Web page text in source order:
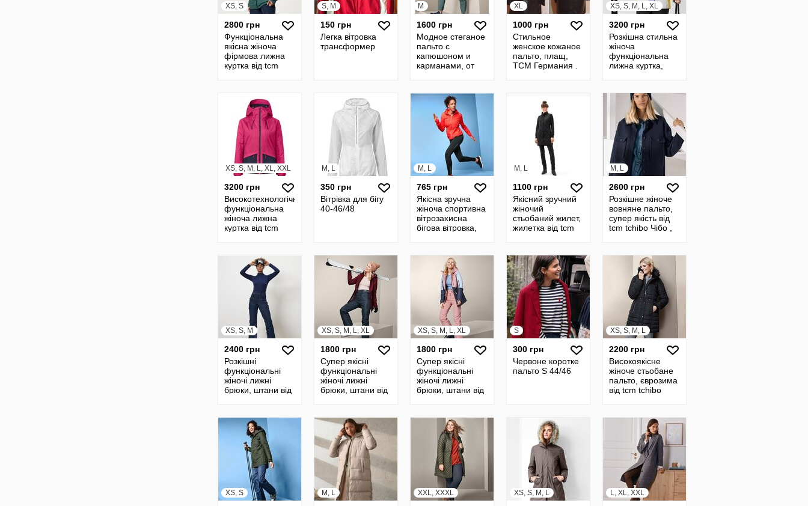
XS, S
2800 грн
Функціональна
якісна жіноча
фірмова лижна
куртка від tcm
S, M
150 грн
Легка вітровка
трансформер
M
1600 грн
Модное стеганое
пальто с
капюшоном и
карманами, от
XL
1000 грн
Стильное
женское кожаное
пальто, плащ,
TCM Германия .
XS, S, M, L, XL
3200 грн
Розкішна стильна
жіноча
функціональна
лижна куртка,
Німеччина, XS-L
XS, S, M, L, XL, XXL
3200 грн
Високотехнологічна
функціональна
жіноча лижна
куртка від tcm
M, L
350 грн
Вітрівка для бігу
40-46/48
M, L
765 грн
Якісна зручна
жіноча спортивна
вітрозахисна
бігова вітровка,
M-L
M, L
1100 грн
Якісний зручний
жіночий
стьобаний жилет,
жилетка від tcm
M, L
2600 грн
Розкішне жіноче
вовняне пальто,
супер якість від
tcm tchibo Чібо ,
XS, S, M
2400 грн
Розкішні
функціональні
жіночі лижні
брюки, штани від
XS, S, M, L, XL
1800 грн
Супер якісні
функціональні
жіночі лижні
брюки, штани від
XL
XS, S, M, L, XL
1800 грн
Супер якісні
функціональні
жіночі лижні
брюки, штани від
S
300 грн
Червоне коротке
пальто S 44/46
XS, S, M, L
2200 грн
Високоякісне
жіноче стьобане
пальто, єврозима
від tcm tchibo
XS, S M, L XXL, XXXL XS, S, M, L L, XL, XXL